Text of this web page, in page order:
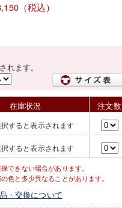
（税込）
れます。
在庫状況 注文数
すると表示されます
すると表示されます
できない場合があります。
色と多少異なることがあります。
・交換について